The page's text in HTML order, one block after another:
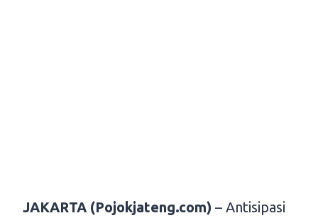
JAKARTA (Pojokjateng.com) – Antisipasi